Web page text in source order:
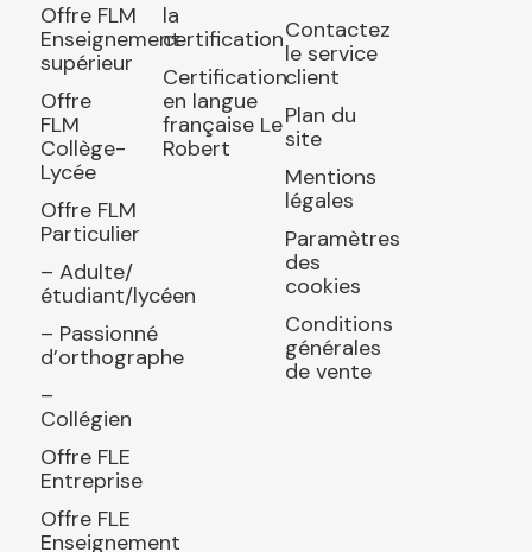
Offre FLM
Enseignement
supérieur
Offre
FLM
Collège-
Lycée
Offre FLM
Particulier
– Adulte/
étudiant/lycéen
– Passionné
d’orthographe
–
Collégien
Offre FLE
Entreprise
Offre FLE
Enseignement
la
certification
Certification
en langue
française Le
Robert
Contactez
le service
client
Plan du
site
Mentions
légales
Paramètres
des
cookies
Conditions
générales
de vente